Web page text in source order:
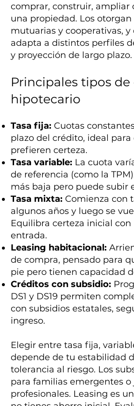
comprar, construir, ampliar
una propiedad. Los otorgan
mutuarias y cooperativas, y
adapta a distintos perfiles
y proyección de largo plazo.
Principales tipos
hipotecario
Tasa fija: Cuotas
plazo del crédito, ideal para
prefieren certeza.
Tasa variable: La cuota
de referencia (como la
más baja pero puede subir
Tasa mixta: Comienza con
algunos años y luego se
Equilibra certeza inicial
entrada.
Leasing habitacional:
de compra, pensado para
pie pero tienen capacidad
Créditos con subsidio:
DS1 y DS19 permiten
con subsidios estatales,
ingreso.
Elegir entre tasa fija,
depende de tu estabilidad
tolerancia al riesgo. Los
para familias emergentes o
profesionales. Leasing es